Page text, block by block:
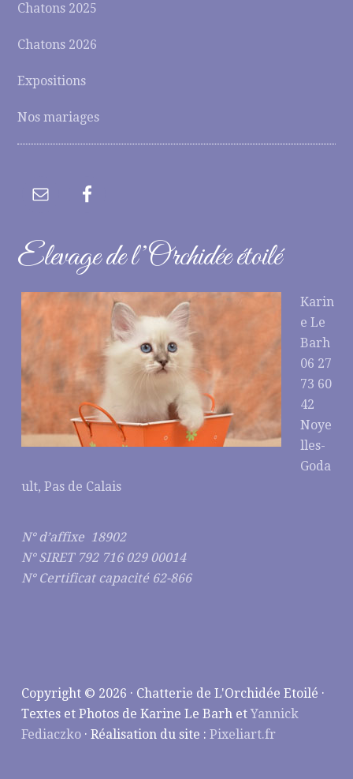
Chatons 2025
Chatons 2026
Expositions
Nos mariages
Elevage de l’Orchidée étoilé
Karin
e Le
Barh
06 27
73 60
42
Noye
lles-
Goda
ult, Pas de Calais
N° d’affixe 18902
N° SIRET 792 716 029 00014
N° Certificat capacité 62-866
Copyright © 2026 · Chatterie de L'Orchidée Etoilé ·
Textes et Photos de Karine Le Barh etYannick
Fediaczko · Réalisation du site :Pixeliart.fr